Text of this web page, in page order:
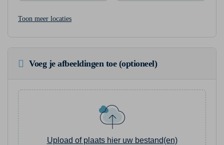
Toon meer locaties
Voeg je afbeeldingen toe (optioneel)
Upload of plaats hier uw bestand(en)